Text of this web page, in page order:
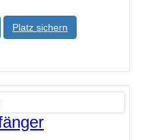
Platz sichern